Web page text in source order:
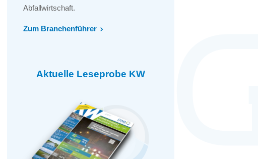
Abfallwirtschaft.
Zum Branchenführer
Aktuelle Leseprobe KW